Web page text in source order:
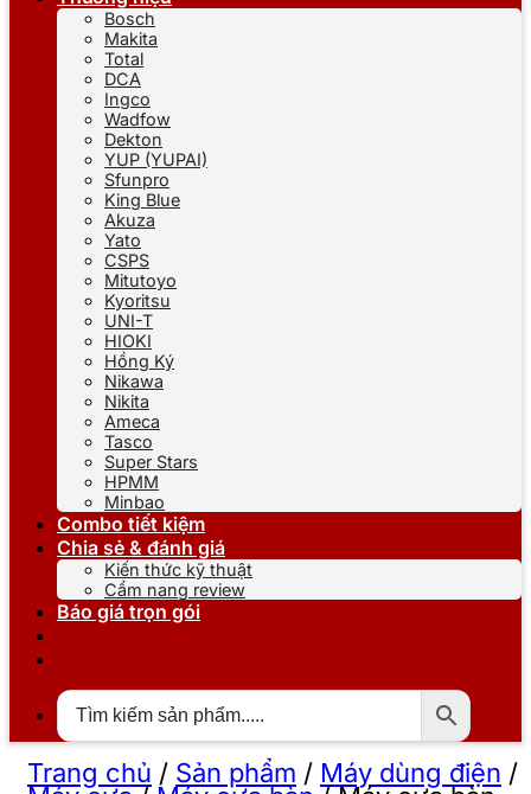
Bosch
Makita
Total
DCA
Ingco
Wadfow
Dekton
YUP (YUPAI)
Sfunpro
King Blue
Akuza
Yato
CSPS
Mitutoyo
Kyoritsu
UNI-T
HIOKI
Hồng Ký
Nikawa
Nikita
Ameca
Tasco
Super Stars
HPMM
Minbao
Combo tiết kiệm
Chia sẻ & đánh giá
Kiến thức kỹ thuật
Cẩm nang review
Báo giá trọn gói
Trang chủ / Sản phẩm / Máy dùng điện /